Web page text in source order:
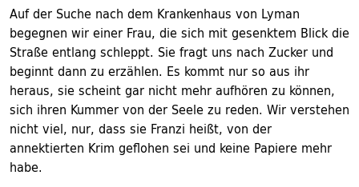
Auf der Suche nach dem Krankenhaus von Lyman
begegnen wir einer Frau, die sich mit gesenktem Blick die
Straße entlang schleppt. Sie fragt uns nach Zucker und
beginnt dann zu erzählen. Es kommt nur so aus ihr
heraus, sie scheint gar nicht mehr aufhören zu können,
sich ihren Kummer von der Seele zu reden. Wir verstehen
nicht viel, nur, dass sie Franzi heißt, von der
annektierten Krim geflohen sei und keine Papiere mehr
habe.